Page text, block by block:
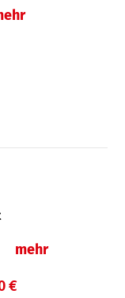
mehr
€